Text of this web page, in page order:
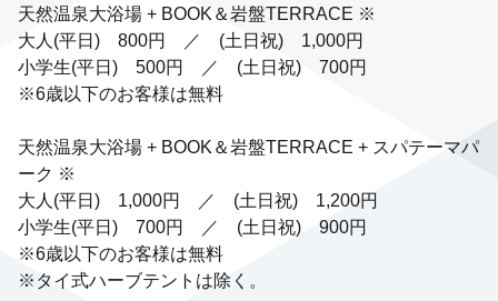
天然温泉大浴場 + BOOK＆岩盤TERRACE ※
大人(平日) 800円 ／ (土日祝) 1,000円
小学生(平日) 500円 ／ (土日祝) 700円
※6歳以下のお客様は無料
天然温泉大浴場 + BOOK＆岩盤TERRACE + スパテーマパ
ーク ※
大人(平日) 1,000円 ／ (土日祝) 1,200円
小学生(平日) 700円 ／ (土日祝) 900円
※6歳以下のお客様は無料
※タイ式ハーブテントは除く。